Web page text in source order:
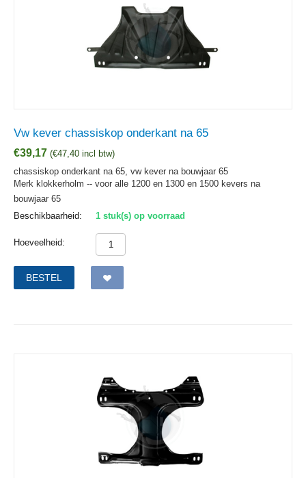
Vw kever chassiskop onderkant na 65
€39,17 (€47,40 incl btw)
chassiskop onderkant na 65, vw kever na bouwjaar 65
Merk klokkerholm -- voor alle 1200 en 1300 en 1500 kevers na
bouwjaar 65
Beschikbaarheid:
1 stuk(s) op voorraad
Hoeveelheid:
BESTEL